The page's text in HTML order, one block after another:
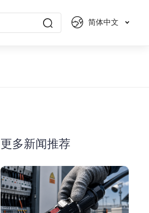
简体中文
更多新闻推荐